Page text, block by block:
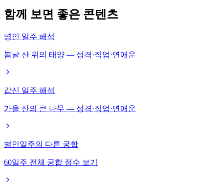
함께 보면 좋은 콘텐츠
병인 일주 해석
봄날 산 위의 태양 — 성격·직업·연애운
갑신 일주 해석
가을 산의 큰 나무 — 성격·직업·연애운
병인일주의 다른 궁합
60일주 전체 궁합 점수 보기